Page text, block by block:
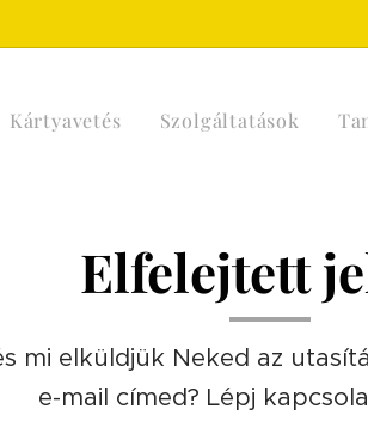
Kártyavetés Szolgáltatások
Elfelejtett
mi elküldjük Neked az
e-mail címed? Lépj